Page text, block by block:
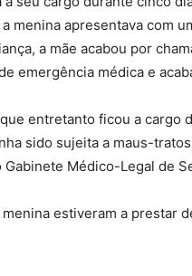
menina apresentava com
a mãe acabou por
emergência médica e
entretanto ficou a cargo
sido sujeita a maus-
Médico-Legal de
menina estiveram a prestar